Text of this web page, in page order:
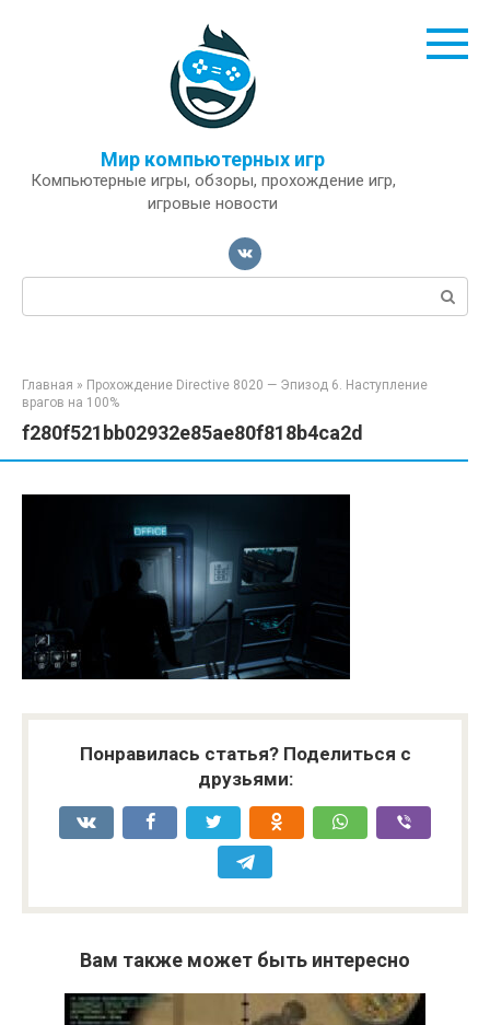
Мир компьютерных игр
Компьютерные игры, обзоры, прохождение игр,
игровые новости
Поиск:
Главная » Прохождение Directive 8020 — Эпизод 6. Наступление
врагов на 100%
f280f521bb02932e85ae80f818b4ca2d
Понравилась статья? Поделиться с
друзьями:
Вам также может быть интересно